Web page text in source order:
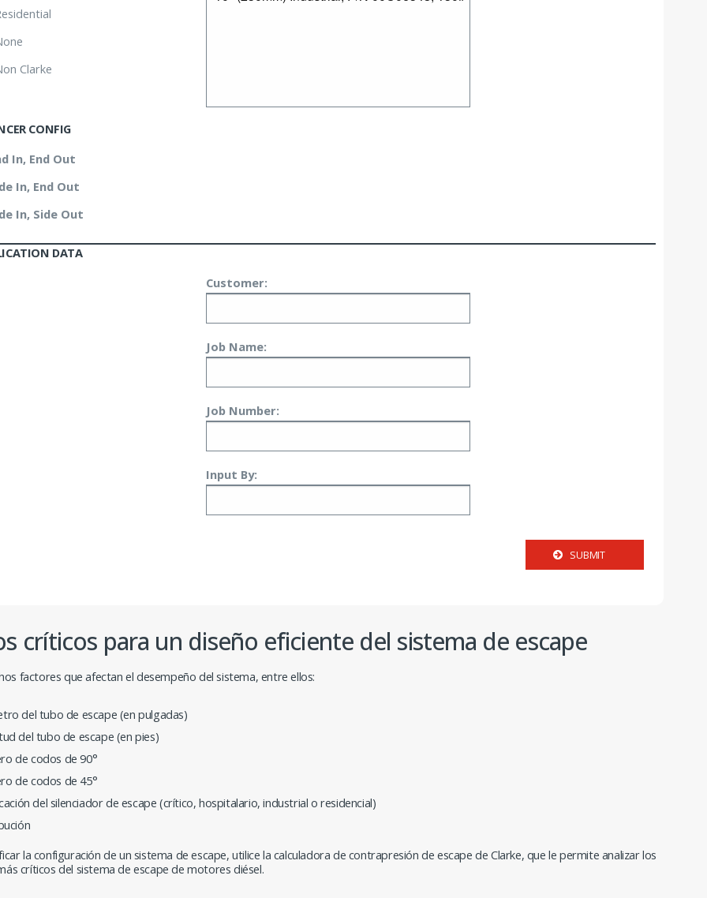
Clarke
CONFIG
In, End Out
In, End Out
In, Side Out
DATA
Customer:
Job Name:
Job Number:
Input By:
SUBMIT
críticos para un diseño eficiente del sistema de escape
factores que afectan el desempeño del sistema, entre ellos:
del tubo de escape (en pulgadas)
del tubo de escape (en pies)
de codos de 90°
de codos de 45°
del silenciador de escape (crítico, hospitalario, industrial o residencial)
la configuración de un sistema de escape, utilice la calculadora de contrapresión de escape de Clarke, que le permite analizar los
críticos del sistema de escape de motores diésel.